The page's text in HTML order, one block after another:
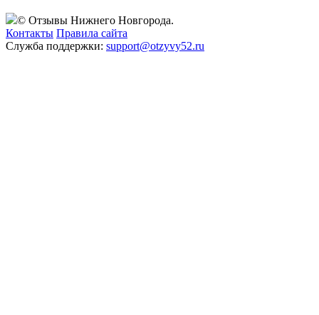
© Отзывы Нижнего Новгорода.
Контакты Правила сайта
Служба поддержки: support@otzyvy52.ru